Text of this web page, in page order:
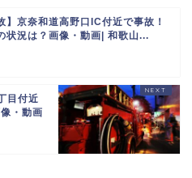
】京奈和道高野口IC付近で事故！
状況は？画像・動画| 和歌山...
目付近
・動画